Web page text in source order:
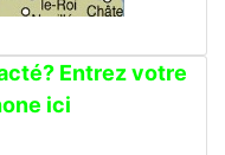
Entrez votre
ici